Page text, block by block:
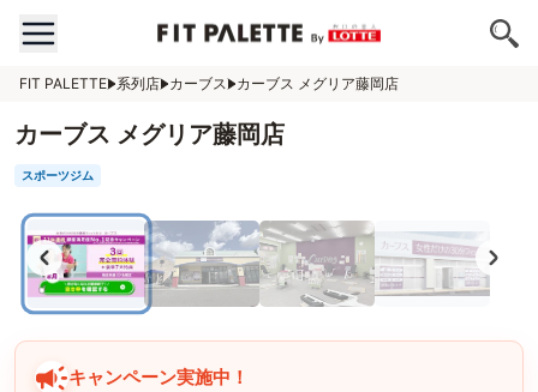
FIT PALETTE 系列店 カーブス カーブス メグリア藤岡店
カーブス メグリア藤岡店
スポーツジム
キャンペーン実施中！